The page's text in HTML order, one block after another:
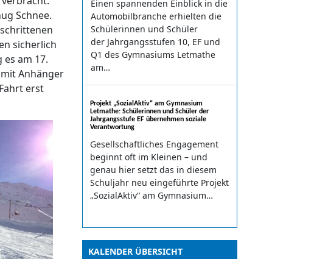
Einen spannenden Einblick in die
Automobilbranche erhielten die
Schülerinnen und Schüler
der Jahrgangsstufen 10, EF und
Q1 des Gymnasiums Letmathe
am…
Projekt „SozialAktiv“ am Gymnasium
Letmathe: Schülerinnen und Schüler der
Jahrgangsstufe EF übernehmen soziale
Verantwortung
Gesellschaftliches Engagement
beginnt oft im Kleinen – und
genau hier setzt das in diesem
Schuljahr neu eingeführte Projekt
„SozialAktiv“ am Gymnasium…
KALENDER ÜBERSICHT
Schnee.
sicherlich
am 17.
Anhänger
erst